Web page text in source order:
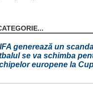
generează un
se va schimba
europene la